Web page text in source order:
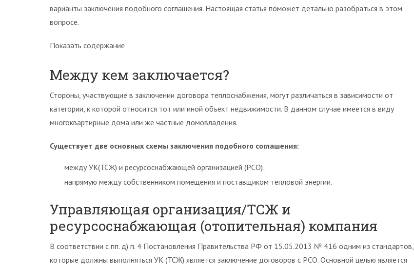
варианты заключения подобного соглашения. Настоящая статья поможет детально разобраться в этом
вопросе.
Показать содержание
Между кем заключается?
Стороны, участвующие в заключении договора теплоснабжения, могут различаться в зависимости от
категории, к которой относится тот или иной объект недвижимости. В данном случае имеется в виду
многоквартирные дома или же частные домовладения.
Существует две основных схемы заключения подобного соглашения:
между УК(ТСЖ) и ресурсоснабжающей организацией (РСО);
напрямую между собственником помещения и поставщиком тепловой энергии.
Управляющая организация/ТСЖ и
ресурсоснабжающая (отопительная) компания
В соответствии с пп. д) п. 4 Постановления Правительства РФ от 15.05.2013 № 416 одним из стандартов,
которые должны выполняться УК (ТСЖ) является заключение договоров с РСО. Основной целью является